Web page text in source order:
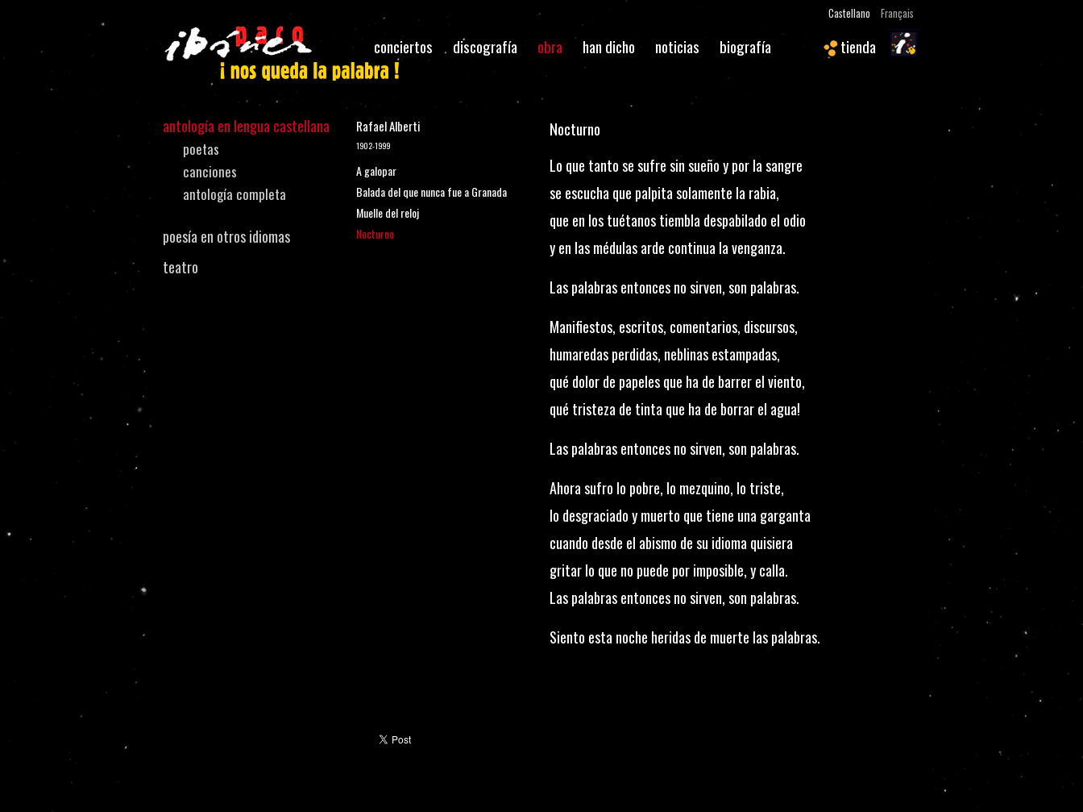
conciertos discografía obra han dicho noticias biografía tienda
Castellano Français
Rafael Alberti
1902-1999
A galopar
Balada del que nunca fue a Granada
Muelle del reloj
Nocturno
Nocturno
Lo que tanto se sufre sin sueño y por la sangre
se escucha que palpita solamente la rabia,
que en los tuétanos tiembla despabilado el odio
y en las médulas arde continua la venganza.
Las palabras entonces no sirven, son palabras.
Manifiestos, escritos, comentarios, discursos,
humaredas perdidas, neblinas estampadas,
qué dolor de papeles que ha de barrer el viento,
qué tristeza de tinta que ha de borrar el agua!
Las palabras entonces no sirven, son palabras.
Ahora sufro lo pobre, lo mezquino, lo triste,
lo desgraciado y muerto que tiene una garganta
cuando desde el abismo de su idioma quisiera
gritar lo que no puede por imposible, y calla.
Las palabras entonces no sirven, son palabras.
Siento esta noche heridas de muerte las palabras.
antología en lengua castellana
poetas
canciones
antología completa
poesía en otros idiomas
teatro